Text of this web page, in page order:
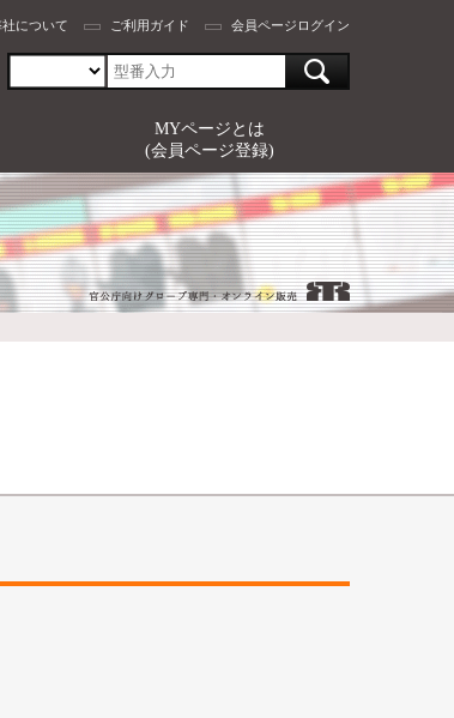
社について ご利用ガイド 会員ページログイン
MYページとは
(会員ページ登録)